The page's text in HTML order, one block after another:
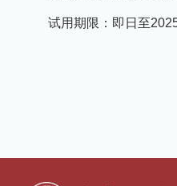
试用期限：即日至